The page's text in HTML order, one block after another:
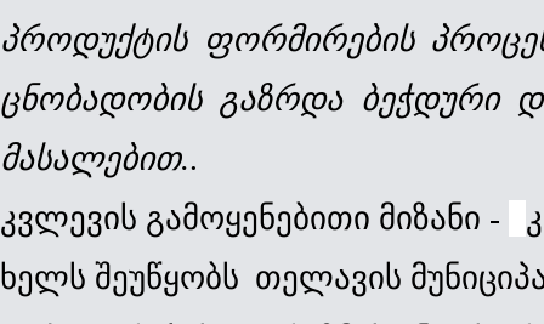
პროდუქტის ფორმირების
ცნობადობის გაზრდა ბეჭდური
მასალებით..
კვლევის გამოყენებითი მიზანი -
ხელს შეუწყობს თელავის